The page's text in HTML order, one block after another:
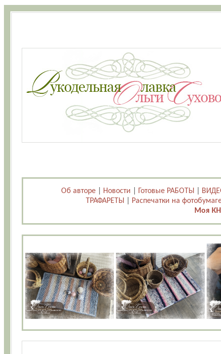
Об авторе Новости Готовые РАБОТЫ
ТРАФАРЕТЫ
Распечатки на
Моя